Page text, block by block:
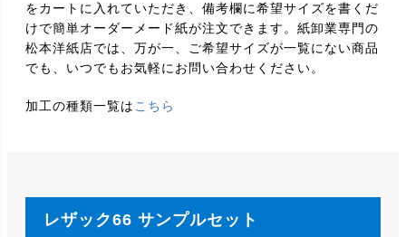
をカートに入れていただき、備考欄に希望サイズを書くだ
けで簡単オーダーメード紙が注文できます。紙卸業専門の
松本洋紙店では、万が一、ご希望サイズが一覧にない商品
でも、いつでもお気軽にお問い合わせください。
加工の種類一覧は こちら
レザック66 サンプルセット